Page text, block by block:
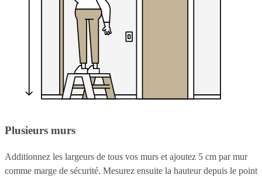
Plusieurs murs
Additionnez les largeurs de tous vos murs et ajoutez 5 cm par mur
comme marge de sécurité. Mesurez ensuite la hauteur depuis le point